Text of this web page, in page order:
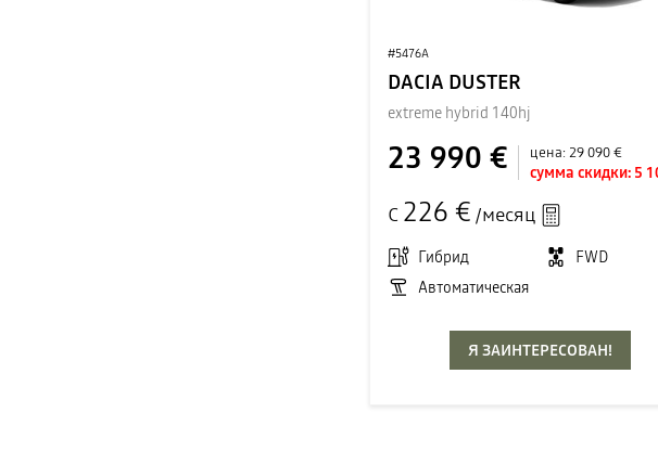
#5476A
DACIA DUSTER
extreme hybrid 140hj
23 990 € цена:29 090 €
сумма скидки: 5
С 226 € /месяц
Гибрид
FWD
Автоматическая
Я ЗАИНТЕРЕСОВАН!